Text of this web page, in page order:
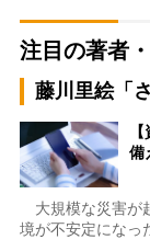
注目の著者
藤川里絵「
備
大規模な災害が
境が不安定になっ